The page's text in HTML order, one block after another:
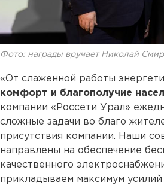
Фото: награды вручает Николай
«От слаженной работы
комфорт и благополучие
компании «Россети Урал»
сложные задачи во благо
присутствия компании. Наши
направлены на обеспечение
качественного
прикладываем максимум усилий